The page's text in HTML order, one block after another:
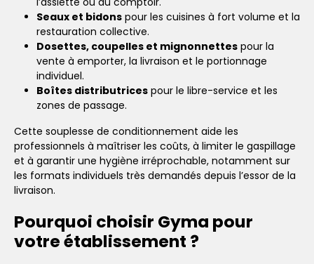
Seaux et bidons pour les cuisines à fort volume et la
restauration collective.
Dosettes, coupelles et mignonnettes pour la
vente à emporter, la livraison et le portionnage
individuel.
Boîtes distributrices pour le libre-service et les
zones de passage.
Cette souplesse de conditionnement aide les
professionnels à maîtriser les coûts, à limiter le gaspillage
et à garantir une hygiène irréprochable, notamment sur
les formats individuels très demandés depuis l’essor de la
livraison.
Pourquoi choisir Gyma pour
votre établissement ?